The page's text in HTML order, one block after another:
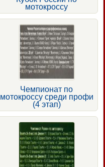
мотокроссу
Чемпионат по
мотокроссу среди профи
(4 этап)